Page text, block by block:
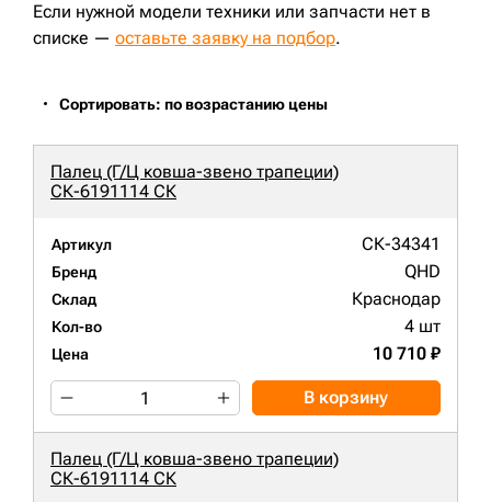
Если нужной модели техники или запчасти нет в
списке — оставьте заявку на подбор.
Сортировать: по возрастанию цены
Палец (Г/Ц ковша-звено трапеции)
СК-6191114 СК
Артикул СК-34341
Бренд QHD
Склад Краснодар
Кол-во 4 шт
Цена 10 710 ₽
В корзину
Палец (Г/Ц ковша-звено трапеции)
СК-6191114 СК